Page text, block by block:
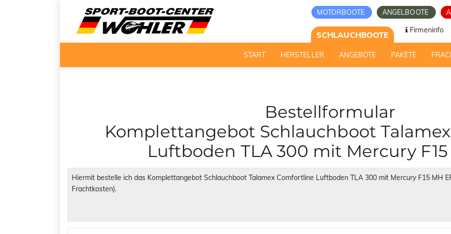
MOTORBOOTE ANGELBOOTE
SCHLAUCHBOOTE Firmeninfo
START HERSTELLER ANGEBOTE PAKETE
Bestellformular
Komplettangebot Schlauchboot
Luftboden TLA 300 mit Mercury F15